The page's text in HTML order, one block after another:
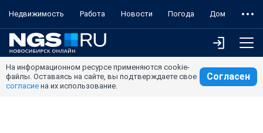
Недвижимость Работа Новости Погода Дом
На информационном ресурсе применяются cookie-
файлы. Оставаясь на сайте, вы подтверждаете свое
согласие на их использование.
Согласен